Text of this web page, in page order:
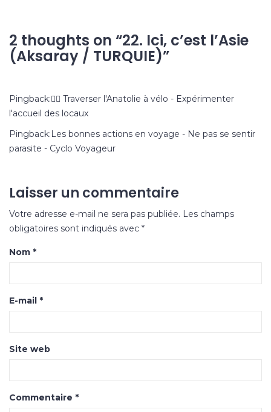
2 thoughts on “22. Ici, c’est l’Asie
(Aksaray / TURQUIE)”
Pingback:🚴‍♂️ Traverser l'Anatolie à vélo - Expérimenter
l'accueil des locaux
Pingback:Les bonnes actions en voyage - Ne pas se sentir
parasite - Cyclo Voyageur
Laisser un commentaire
Votre adresse e-mail ne sera pas publiée. Les champs
obligatoires sont indiqués avec *
Nom *
E-mail *
Site web
Commentaire *